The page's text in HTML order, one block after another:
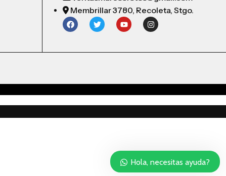
Membrillar 3780, Recoleta, Stgo.
Hola, necesitas ayuda?